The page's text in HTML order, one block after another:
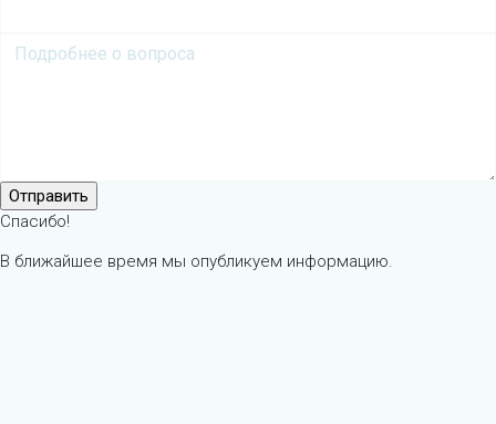
Спасибо!
В ближайшее время мы опубликуем информацию.